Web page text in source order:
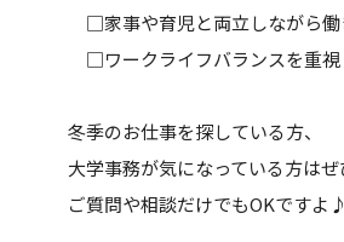
□家事や育児と両立しながら働
□ワークライフバランスを重視
冬季のお仕事を探している方、
大学事務が気になっている方は
ご質問や相談だけでもOKですよ